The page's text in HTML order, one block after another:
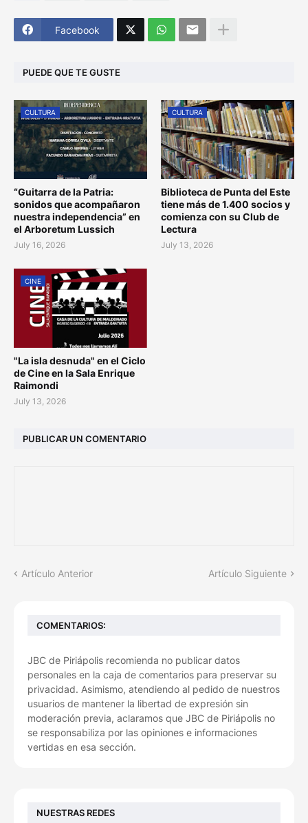
Facebook
PUEDE QUE TE GUSTE
CULTURA
“Guitarra de la Patria:
sonidos que acompañaron
nuestra independencia” en
el Arboretum Lussich
July 16, 2026
CULTURA
Biblioteca de Punta del Este
tiene más de 1.400 socios y
comienza con su Club de
Lectura
July 13, 2026
CINE
"La isla desnuda" en el Ciclo
de Cine en la Sala Enrique
Raimondi
July 13, 2026
PUBLICAR UN COMENTARIO
Artículo Anterior Artículo Siguiente
COMENTARIOS:
JBC de Piriápolis recomienda no publicar datos
personales en la caja de comentarios para preservar su
privacidad. Asimismo, atendiendo al pedido de nuestros
usuarios de mantener la libertad de expresión sin
moderación previa, aclaramos que JBC de Piriápolis no
se responsabiliza por las opiniones e informaciones
vertidas en esa sección.
NUESTRAS REDES